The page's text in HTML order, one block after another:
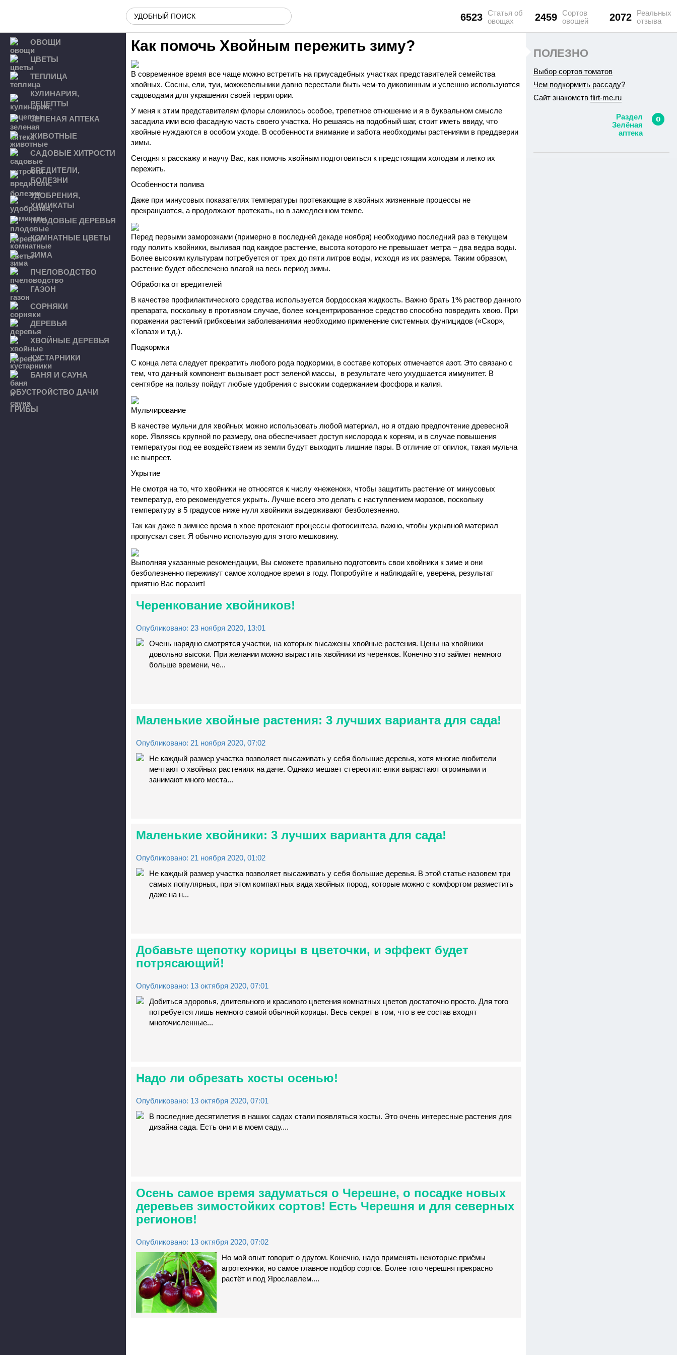
ОВОЩИ
ЦВЕТЫ
ТЕПЛИЦА
КУЛИНАРИЯ,
РЕЦЕПТЫ
ЗЕЛЕНАЯ АПТЕКА
ЖИВОТНЫЕ
САДОВЫЕ ХИТРОСТИ
ВРЕДИТЕЛИ,
БОЛЕЗНИ
УДОБРЕНИЯ,
ХИМИКАТЫ
ПЛОДОВЫЕ ДЕРЕВЬЯ
КОМНАТНЫЕ ЦВЕТЫ
ЗИМА
ПЧЕЛОВОДСТВО
ГАЗОН
СОРНЯКИ
ДЕРЕВЬЯ
ХВОЙНЫЕ ДЕРЕВЬЯ
КУСТАРНИКИ
БАНЯ И САУНА
ОБУСТРОЙСТВО ДАЧИ
ГРИБЫ
6523
Статья об
овощах
2459
Сортов
овощей
2072
Реальных
отзыва
Как помочь Хвойным пережить зиму?
В современное время все чаще можно встретить на приусадебных участках представителей семейства
хвойных. Сосны, ели, туи, можжевельники давно перестали быть чем-то диковинным и успешно используются
садоводами для украшения своей территории.
У меня к этим представителям флоры сложилось особое, трепетное отношение и я в буквальном смысле
засадила ими всю фасадную часть своего участка. Но решаясь на подобный шаг, стоит иметь ввиду, что
хвойные нуждаются в особом уходе. В особенности внимание и забота необходимы растениями в преддверии
зимы.
Сегодня я расскажу и научу Вас, как помочь хвойным подготовиться к предстоящим холодам и легко их
пережить.
Особенности полива
Даже при минусовых показателях температуры протекающие в хвойных жизненные процессы не
прекращаются, а продолжают протекать, но в замедленном темпе.
Перед первыми заморозками (примерно в последней декаде ноября) необходимо последний раз в текущем
году полить хвойники, выливая под каждое растение, высота которого не превышает метра – два ведра воды.
Более высоким культурам потребуется от трех до пяти литров воды, исходя из их размера. Таким образом,
растение будет обеспечено влагой на весь период зимы.
Обработка от вредителей
В качестве профилактического средства используется бордосская жидкость. Важно брать 1% раствор данного
препарата, поскольку в противном случае, более концентрированное средство способно повредить хвою. При
поражении растений грибковыми заболеваниями необходимо применение системных фунгицидов («Скор»,
«Топаз» и т.д.).
Подкормки
С конца лета следует прекратить любого рода подкормки, в составе которых отмечается азот. Это связано с
тем, что данный компонент вызывает рост зеленой массы, в результате чего ухудшается иммунитет. В
сентябре на пользу пойдут любые удобрения с высоким содержанием фосфора и калия.
Мульчирование
В качестве мульчи для хвойных можно использовать любой материал, но я отдаю предпочтение древесной
коре. Являясь крупной по размеру, она обеспечивает доступ кислорода к корням, и в случае повышения
температуры под ее воздействием из земли будут выходить лишние пары. В отличие от опилок, такая мульча
не выпреет.
Укрытие
Не смотря на то, что хвойники не относятся к числу «неженок», чтобы защитить растение от минусовых
температур, его рекомендуется укрыть. Лучше всего это делать с наступлением морозов, поскольку
температуру в 5 градусов ниже нуля хвойники выдерживают безболезненно.
Так как даже в зимнее время в хвое протекают процессы фотосинтеза, важно, чтобы укрывной материал
пропускал свет. Я обычно использую для этого мешковину.
Выполняя указанные рекомендации, Вы сможете правильно подготовить свои хвойники к зиме и они
безболезненно переживут самое холодное время в году. Попробуйте и наблюдайте, уверена, результат
приятно Вас поразит!
Черенкование хвойников!
Опубликовано: 23 ноября 2020, 13:01
Очень нарядно смотрятся участки, на которых высажены хвойные растения. Цены на хвойники
довольно высоки. При желании можно вырастить хвойники из черенков. Конечно это займет немного
больше времени, че...
Маленькие хвойные растения: 3 лучших варианта для сада!
Опубликовано: 21 ноября 2020, 07:02
Не каждый размер участка позволяет высаживать у себя большие деревья, хотя многие любители
мечтают о хвойных растениях на даче. Однако мешает стереотип: елки вырастают огромными и
занимают много места...
Маленькие хвойники: 3 лучших варианта для сада!
Опубликовано: 21 ноября 2020, 01:02
Не каждый размер участка позволяет высаживать у себя большие деревья. В этой статье назовем три
самых популярных, при этом компактных вида хвойных пород, которые можно с комфортом разместить
даже на н...
Добавьте щепотку корицы в цветочки, и эффект будет
потрясающий!
Опубликовано: 13 октября 2020, 07:01
Добиться здоровья, длительного и красивого цветения комнатных цветов достаточно просто. Для того
потребуется лишь немного самой обычной корицы. Весь секрет в том, что в ее состав входят
многочисленные...
Надо ли обрезать хосты осенью!
Опубликовано: 13 октября 2020, 07:01
В последние десятилетия в наших садах стали появляться хосты. Это очень интересные растения для
дизайна сада. Есть они и в моем саду....
Осень самое время задуматься о Черешне, о посадке новых
деревьев зимостойких сортов! Есть Черешня и для северных
регионов!
Опубликовано: 13 октября 2020, 07:02
Но мой опыт говорит о другом. Конечно, надо применять некоторые приёмы
агротехники, но самое главное подбор сортов. Более того черешня прекрасно
растёт и под Ярославлем....
ПОЛЕЗНО
Выбор сортов томатов
Чем подкормить рассаду?
Сайт знакомств flirt-me.ru
Раздел
Зелёная
аптека